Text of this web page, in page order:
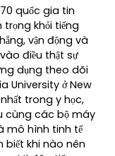
quốc gia tin
khỏi tiếng
vận động và
điều thật sự
dụng theo dõi
University ở New
trong y học,
cùng các bộ máy
mô hình tinh tế
biết khi nào nên